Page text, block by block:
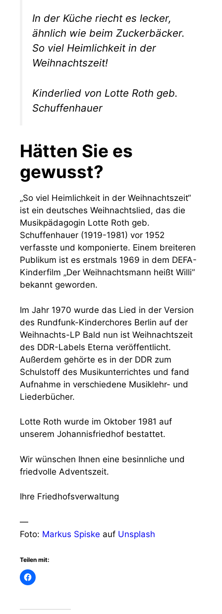
In der Küche riecht es lecker,
ähnlich wie beim Zuckerbäcker.
So viel Heimlichkeit in der
Weihnachtszeit!
Kinderlied von Lotte Roth geb.
Schuffenhauer
Hätten Sie es
gewusst?
„So viel Heimlichkeit in der Weihnachtszeit“
ist ein deutsches Weihnachtslied, das die
Musikpädagogin Lotte Roth geb.
Schuffenhauer (1919-1981) vor 1952
verfasste und komponierte. Einem breiteren
Publikum ist es erstmals 1969 in dem DEFA-
Kinderfilm „Der Weihnachtsmann heißt Willi“
bekannt geworden.
Im Jahr 1970 wurde das Lied in der Version
des Rundfunk-Kinderchores Berlin auf der
Weihnachts-LP Bald nun ist Weihnachtszeit
des DDR-Labels Eterna veröffentlicht.
Außerdem gehörte es in der DDR zum
Schulstoff des Musikunterrichtes und fand
Aufnahme in verschiedene Musiklehr- und
Liederbücher.
Lotte Roth wurde im Oktober 1981 auf
unserem Johannisfriedhof bestattet.
Wir wünschen Ihnen eine besinnliche und
friedvolle Adventszeit.
Ihre Friedhofsverwaltung
—
Foto: Markus Spiske auf Unsplash
Teilen mit: